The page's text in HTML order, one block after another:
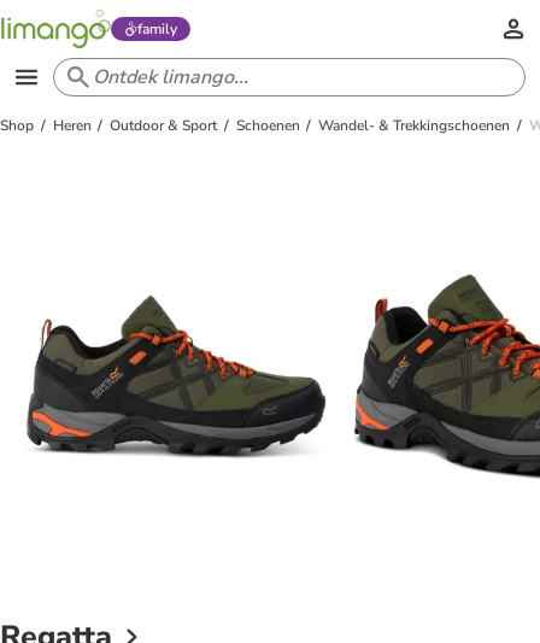
family
Shop Heren Outdoor & Sport Schoenen Wandel- & Trekkingschoenen